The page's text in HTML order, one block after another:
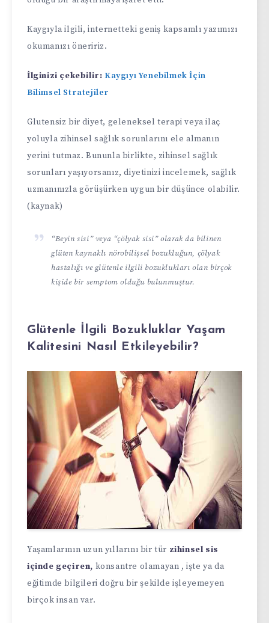
Kaygıyla ilgili, internetteki geniş kapsamlı yazımızı
okumanızı öneririz.
İlginizi çekebilir: Kaygıyı Yenebilmek İçin
Bilimsel Stratejiler
Glutensiz bir diyet, geleneksel terapi veya ilaç
yoluyla zihinsel sağlık sorunlarını ele almanın
yerini tutmaz. Bununla birlikte, zihinsel sağlık
sorunları yaşıyorsanız, diyetinizi incelemek, sağlık
uzmanınızla görüşürken uygun bir düşünce olabilir.
(kaynak)
“Beyin sisi” veya “çölyak sisi” olarak da bilinen
glüten kaynaklı nörobilişsel bozukluğun, çölyak
hastalığı ve glütenle ilgili bozuklukları olan birçok
kişide bir semptom olduğu bulunmuştur.
Glütenle İlgili Bozukluklar Yaşam
Kalitesini Nasıl Etkileyebilir?
Yaşamlarının uzun yıllarını bir tür zihinsel sis
içinde geçiren, konsantre olamayan , işte ya da
eğitimde bilgileri doğru bir şekilde işleyemeyen
birçok insan var.